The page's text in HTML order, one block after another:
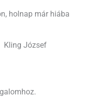
holnap már hiába
Kling József